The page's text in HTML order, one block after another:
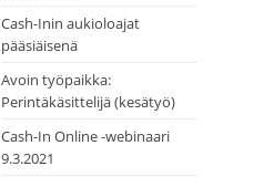
Cash-Inin aukioloajat
pääsiäisenä
Avoin työpaikka:
Perintäkäsittelijä (kesätyö)
Cash-In Online -webinaari
9.3.2021